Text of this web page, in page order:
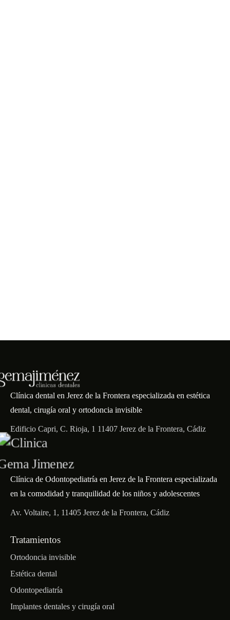
Clínica dental en Jerez de la Frontera especializada en estética
dental, cirugía oral y ortodoncia invisible
Edificio Capri, C. Rioja, 1 11407 Jerez de la Frontera, Cádiz
Clínica de Odontopediatría en Jerez de la Frontera especializada
en la comodidad y tranquilidad de los niños y adolescentes
Av. Voltaire, 1, 11405 Jerez de la Frontera, Cádiz
Tratamientos
Ortodoncia invisible
Estética dental
Odontopediatría
Implantes dentales y cirugía oral